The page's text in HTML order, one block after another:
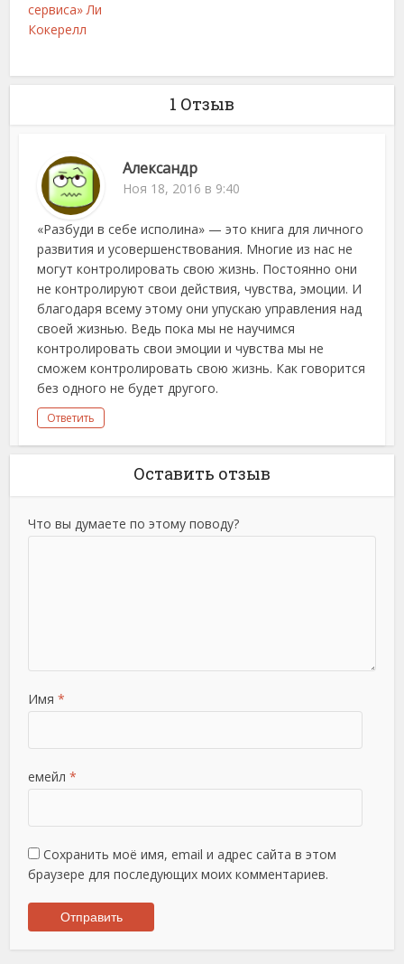
сервиса» Ли
Кокерелл
1 Отзыв
Александр
Ноя 18, 2016 в 9:40
«Разбуди в себе исполина» — это книга для личного
развития и усовершенствования. Многие из нас не
могут контролировать свою жизнь. Постоянно они
не контролируют свои действия, чувства, эмоции. И
благодаря всему этому они упускаю управления над
своей жизнью. Ведь пока мы не научимся
контролировать свои эмоции и чувства мы не
сможем контролировать свою жизнь. Как говорится
без одного не будет другого.
Ответить
Оставить отзыв
Что вы думаете по этому поводу?
Имя *
емейл *
Сохранить моё имя, email и адрес сайта в этом
браузере для последующих моих комментариев.